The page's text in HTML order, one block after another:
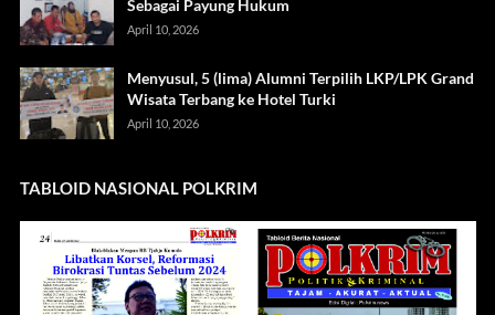
Sebagai Payung Hukum
April 10, 2026
Menyusul, 5 (lima) Alumni Terpilih LKP/LPK Grand
Wisata Terbang ke Hotel Turki
April 10, 2026
TABLOID NASIONAL POLKRIM